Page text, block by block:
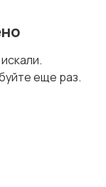
еще раз.